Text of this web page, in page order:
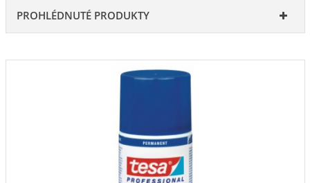
PROHLÉDNUTÉ PRODUKTY